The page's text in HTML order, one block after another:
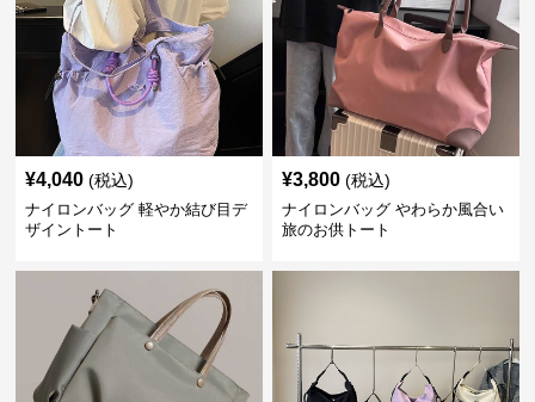
¥4,040 (税込)
ナイロンバッグ 軽やか結び目デ
ザイントート
¥3,800 (税込)
ナイロンバッグ やわらか風合い
旅のお供トート